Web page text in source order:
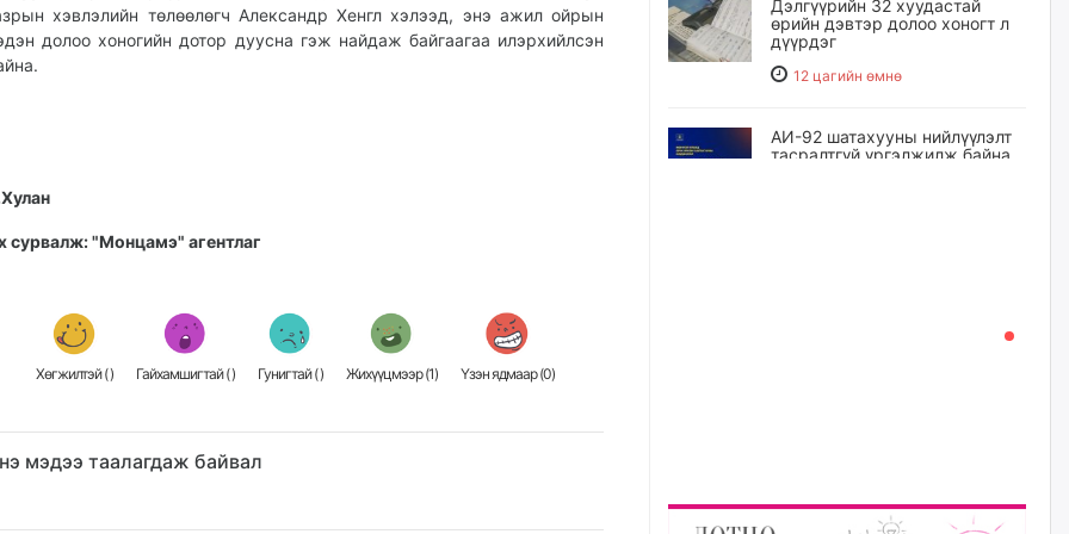
хэвлэлийн төлөөлөгч Александр Хенгл хэлээд, энэ ажил ойрын
долоо хоногийн дотор дуусна гэж найдаж байгаагаа илэрхийлсэн
сурвалж: "Монцамэ" агентлаг
Хөгжилтэй () Гайхамшигтай () Гунигтай () Жихүүцмээр (1) Үзэн ядмаар (0)
мэдээ таалагдаж байвал
Дэлгүүрийн 32 хуудастай
өрийн дэвтэр долоо хоногт л
дүүрдэг
12 цагийн өмнө
АИ-92 шатахууны нийлүүлэлт
тасралтгүй үргэлжилж байна